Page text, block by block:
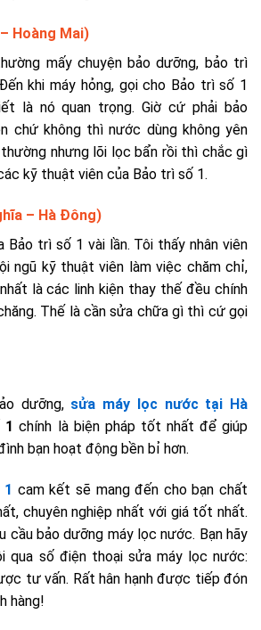
Hoàng Mai)
mấy chuyện bảo dưỡng, bảo trì
khi máy hỏng, gọi cho Bảo trì số 1
là nó quan trọng. Giờ cứ phải bảo
chứ không thì nước dùng không yên
nhưng lõi lọc bẩn rồi thì chắc gì
kỹ thuật viên của Bảo trì số 1.
– Hà Đông)
Bảo trì số 1 vài lần. Tôi thấy nhân viên
ngũ kỹ thuật viên làm việc chăm chỉ,
là các linh kiện thay thế đều chính
Thế là cần sửa chữa gì thì cứ gọi
dưỡng, sửa máy lọc nước tại Hà
1chính là biện pháp tốt nhất để giúp
bạn hoạt động bền bỉ hơn.
cam kết sẽ mang đến cho bạn chất
chuyên nghiệp nhất với giá tốt nhất.
cầu bảo dưỡng máy lọc nước. Bạn hãy
qua số điện thoại sửa máy lọc nước:
tư vấn. Rất hân hạnh được tiếp đón
hàng!